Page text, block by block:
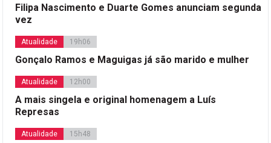
Filipa Nascimento e Duarte Gomes anunciam segunda
vez
Atualidade 19h06
Gonçalo Ramos e Maguigas já são marido e mulher
Atualidade 12h00
A mais singela e original homenagem a Luís
Represas
Atualidade 15h48